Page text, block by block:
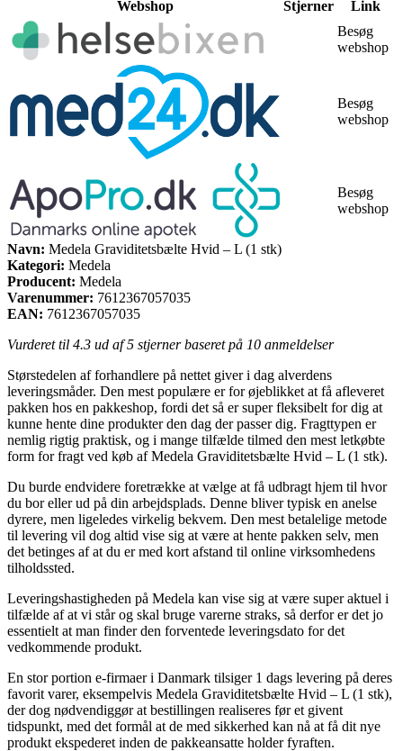
Webshop
Stjerner
Link
Besøg
webshop
Besøg
webshop
Besøg
webshop
Navn: Medela Graviditetsbælte Hvid – L (1 stk)
Kategori: Medela
Producent: Medela
Varenummer: 7612367057035
EAN: 7612367057035
Vurderet til 4.3 ud af 5 stjerner baseret på 10 anmeldelser
Størstedelen af forhandlere på nettet giver i dag alverdens
leveringsmåder. Den mest populære er for øjeblikket at få afleveret
pakken hos en pakkeshop, fordi det så er super fleksibelt for dig at
kunne hente dine produkter den dag der passer dig. Fragttypen er
nemlig rigtig praktisk, og i mange tilfælde tilmed den mest letkøbte
form for fragt ved køb af Medela Graviditetsbælte Hvid – L (1 stk).
Du burde endvidere foretrække at vælge at få udbragt hjem til hvor
du bor eller ud på din arbejdsplads. Denne bliver typisk en anelse
dyrere, men ligeledes virkelig bekvem. Den mest betalelige metode
til levering vil dog altid vise sig at være at hente pakken selv, men
det betinges af at du er med kort afstand til online virksomhedens
tilholdssted.
Leveringshastigheden på Medela kan vise sig at være super aktuel i
tilfælde af at vi står og skal bruge varerne straks, så derfor er det jo
essentielt at man finder den forventede leveringsdato for det
vedkommende produkt.
En stor portion e-firmaer i Danmark tilsiger 1 dags levering på deres
favorit varer, eksempelvis Medela Graviditetsbælte Hvid – L (1 stk),
der dog nødvendiggør at bestillingen realiseres før et givent
tidspunkt, med det formål at de med sikkerhed kan nå at få dit nye
produkt ekspederet inden de pakkeansatte holder fyraften.